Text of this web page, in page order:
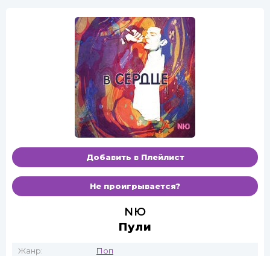
Добавить в Плейлист
Не проигрывается?
NЮ
Пули
Жанр:
Поп